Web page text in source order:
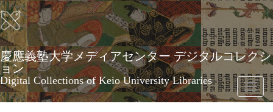
Skip
to
main
content
慶應義塾大学メディアセンター デジタルコレクシ
ョン
Digital Collections of Keio University Libraries
Toggle